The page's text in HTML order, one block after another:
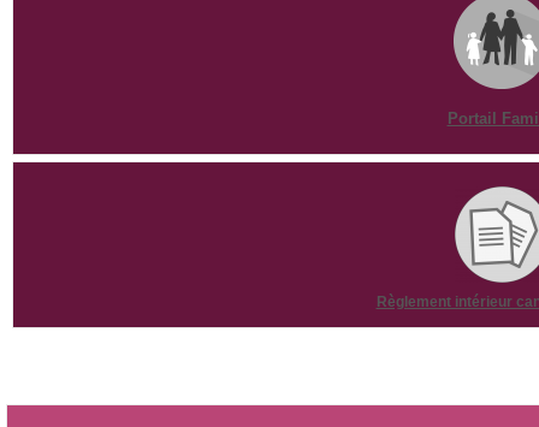
Portail
Règlement intérieur